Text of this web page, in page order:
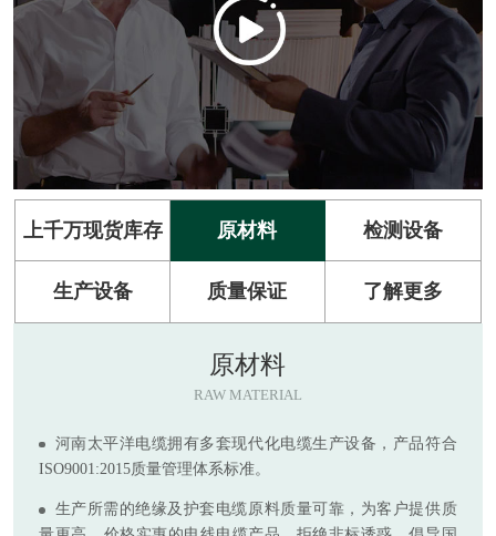
上千万现货库存 原材料 检测设备
生产设备 质量保证 了解更多
原材料
RAW MATERIAL
河南太平洋电缆拥有多套现代化电缆生产设备，产品符合
ISO9001:2015质量管理体系标准。
生产所需的绝缘及护套电缆原料质量可靠，为客户提供质